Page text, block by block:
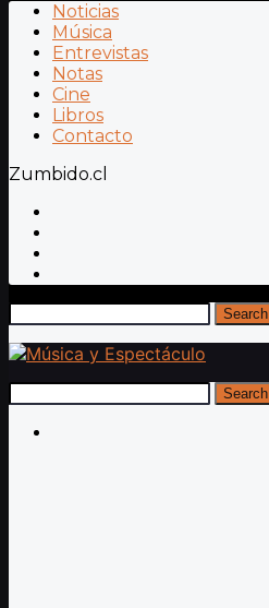
Noticias
Música
Entrevistas
Notas
Cine
Libros
Contacto
Zumbido.cl
Search
Search